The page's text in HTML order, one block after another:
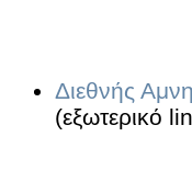
Διεθνής
(εξωτερικό